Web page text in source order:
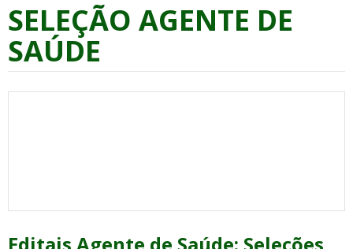
SELEÇÃO AGENTE DE
SAÚDE